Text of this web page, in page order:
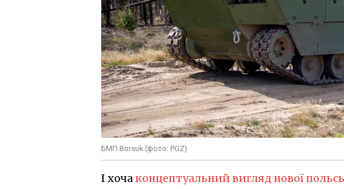
БМП Borsuk (фото: PGZ)
І хоча концептуальний вигляд нової